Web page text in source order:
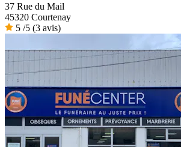
37 Rue du Mail
45320 Courtenay
5 /5 (3 avis)